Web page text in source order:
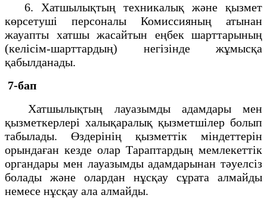
6. Хатшылықтың техникалық және қызмет
көрсетуші персоналы Комиссияның атынан
жауапты хатшы жасайтын еңбек шарттарының
(келісім-шарттардың) негізінде жұмысқа
қабылданады.
7-бап
Хатшылықтың лауазымды адамдары мен
қызметкерлері халықаралық қызметшілер болып
табылады. Өздерінің қызметтік міндеттерін
орындаған кезде олар Тараптардың мемлекеттік
органдары мен лауазымды адамдарынан тәуелсіз
болады және олардан нұсқау сұрата алмайды
немесе нұсқау ала алмайды.